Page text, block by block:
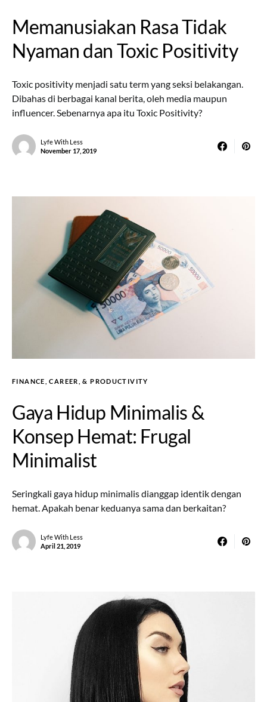
Memanusiakan Rasa Tidak
Nyaman dan Toxic Positivity
Toxic positivity menjadi satu term yang seksi belakangan.
Dibahas di berbagai kanal berita, oleh media maupun
influencer. Sebenarnya apa itu Toxic Positivity?
Lyfe With Less
November 17, 2019
FINANCE, CAREER, & PRODUCTIVITY
Gaya Hidup Minimalis &
Konsep Hemat: Frugal
Minimalist
Seringkali gaya hidup minimalis dianggap identik dengan
hemat. Apakah benar keduanya sama dan berkaitan?
Lyfe With Less
April 21, 2019